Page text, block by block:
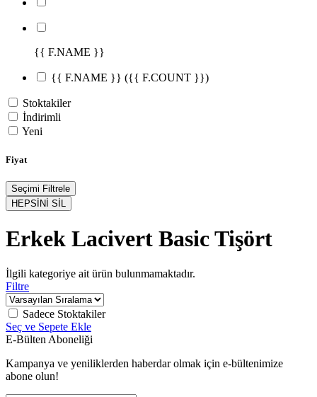
{{ F.NAME }}
{{ F.NAME }} ({{ F.COUNT }})
Stoktakiler
İndirimli
Yeni
Fiyat
Seçimi Filtrele
HEPSİNİ SİL
Erkek Lacivert Basic Tişört
İlgili kategoriye ait ürün bulunmamaktadır.
Filtre
Sadece Stoktakiler
Seç ve Sepete Ekle
E-Bülten Aboneliği
Kampanya ve yeniliklerden haberdar olmak için e-bültenimize
abone olun!